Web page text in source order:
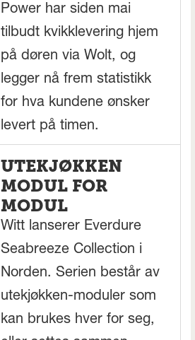
Power har siden mai
tilbudt kvikklevering hjem
på døren via Wolt, og
legger nå frem statistikk
for hva kundene ønsker
levert på timen.
UTEKJØKKEN
MODUL FOR
MODUL
Witt lanserer Everdure
Seabreeze Collection i
Norden. Serien består av
utekjøkken-moduler som
kan brukes hver for seg,